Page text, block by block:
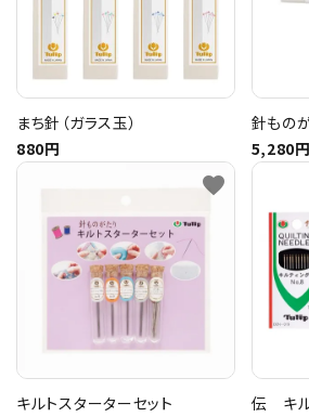
まち針（ガラス玉）
880円
針もの
5,280円
キルトスターターセット
favorite
伝 キル